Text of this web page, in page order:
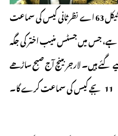
اسلام آباد: سپریم کورٹ نے آرٹیکل 63 اے نظرثانی کیس کی سماعت
ہے، جس میں جسٹس منیب اختر کی جگہ
گئے ہیں۔ لارجربینچ آج صبح ساڑھے
11 بجے کیس کی سماعت کرے گا۔